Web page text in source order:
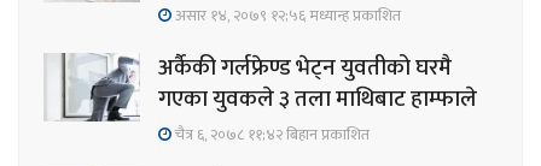
असार १४, २०७९ १२;५६ मध्यान्ह प्रकाशित
अर्कैकी गर्लफ्रेण्ड भेट्न युवतीको घरमै
गएका युवकले ३ तला माथिबाट हाम्फाले
चैत्र ६, २०७८ ११;४२ बिहान प्रकाशित